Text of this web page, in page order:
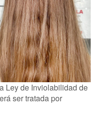
Ley de Inviolabilidad de
ser tratada por